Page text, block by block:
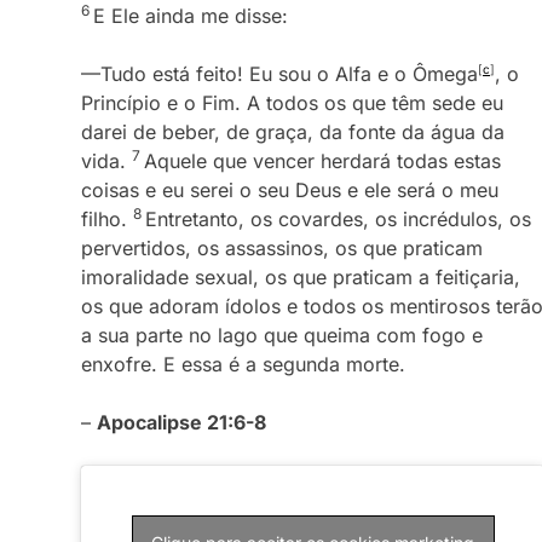
6 E Ele ainda me disse:
—Tudo está feito! Eu sou o Alfa e o Ômega[c], o
Princípio e o Fim. A todos os que têm sede eu
darei de beber, de graça, da fonte da água da
vida. 7 Aquele que vencer herdará todas estas
coisas e eu serei o seu Deus e ele será o meu
filho. 8 Entretanto, os covardes, os incrédulos, os
pervertidos, os assassinos, os que praticam
imoralidade sexual, os que praticam a feitiçaria,
os que adoram ídolos e todos os mentirosos terão
a sua parte no lago que queima com fogo e
enxofre. E essa é a segunda morte.
– Apocalipse 21:6-8